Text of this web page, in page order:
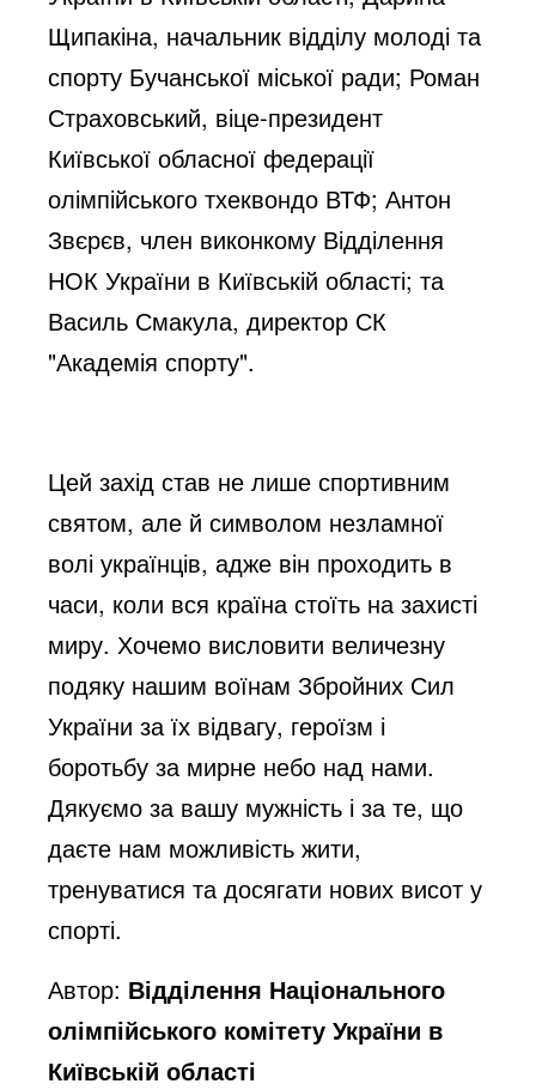
Щипакіна, начальник відділу молоді та
спорту Бучанської міської ради; Роман
Страховський, віце-президент
Київської обласної федерації
олімпійського тхеквондо ВТФ; Антон
Звєрєв, член виконкому Відділення
НОК України в Київській області; та
Василь Смакула, директор СК
"Академія спорту".
Цей захід став не лише спортивним
святом, але й символом незламної
волі українців, адже він проходить в
часи, коли вся країна стоїть на захисті
миру. Хочемо висловити величезну
подяку нашим воїнам Збройних Сил
України за їх відвагу, героїзм і
боротьбу за мирне небо над нами.
Дякуємо за вашу мужність і за те, що
даєте нам можливість жити,
тренуватися та досягати нових висот у
спорті.
Автор: Відділення Національного
олімпійського комітету України в
Київській області